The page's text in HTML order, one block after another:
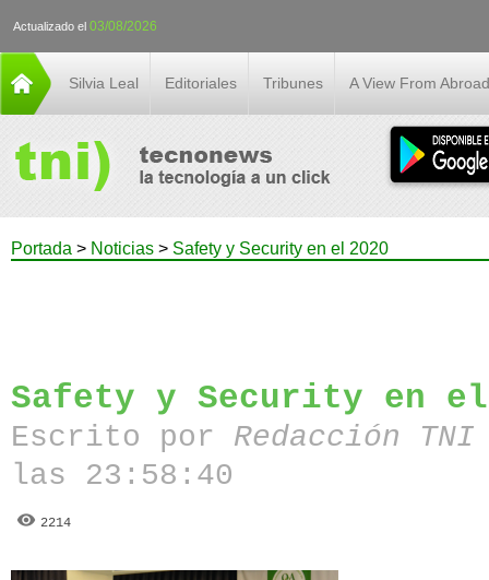
Actualizado el 03/08/2026
Silvia Leal Editoriales Tribunes A View From Abroad
Portada > Noticias > Safety y Security en el 2020
Safety y Security en el
Escrito por Redacción
las 23:58:40
2214